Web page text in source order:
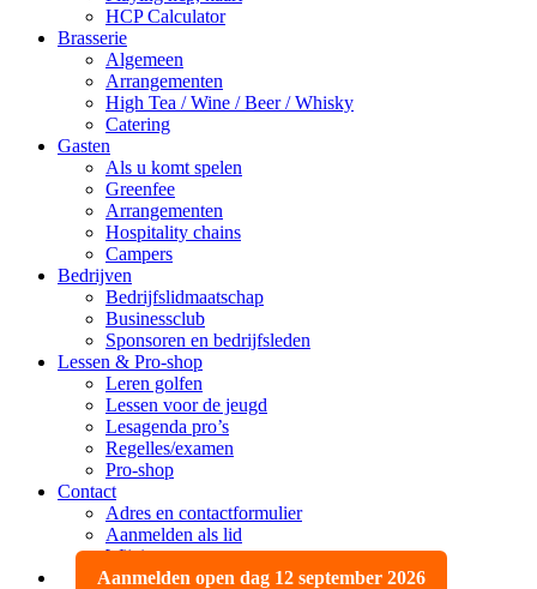
HCP Calculator
Brasserie
Algemeen
Arrangementen
High Tea / Wine / Beer / Whisky
Catering
Gasten
Als u komt spelen
Greenfee
Arrangementen
Hospitality chains
Campers
Bedrijven
Bedrijfslidmaatschap
Businessclub
Sponsoren en bedrijfsleden
Lessen & Pro-shop
Leren golfen
Lessen voor de jeugd
Lesagenda pro’s
Regelles/examen
Pro-shop
Contact
Adres en contactformulier
Aanmelden als lid
Wijzigen, opzeggen
Aanmelden open dag 12 september 2026